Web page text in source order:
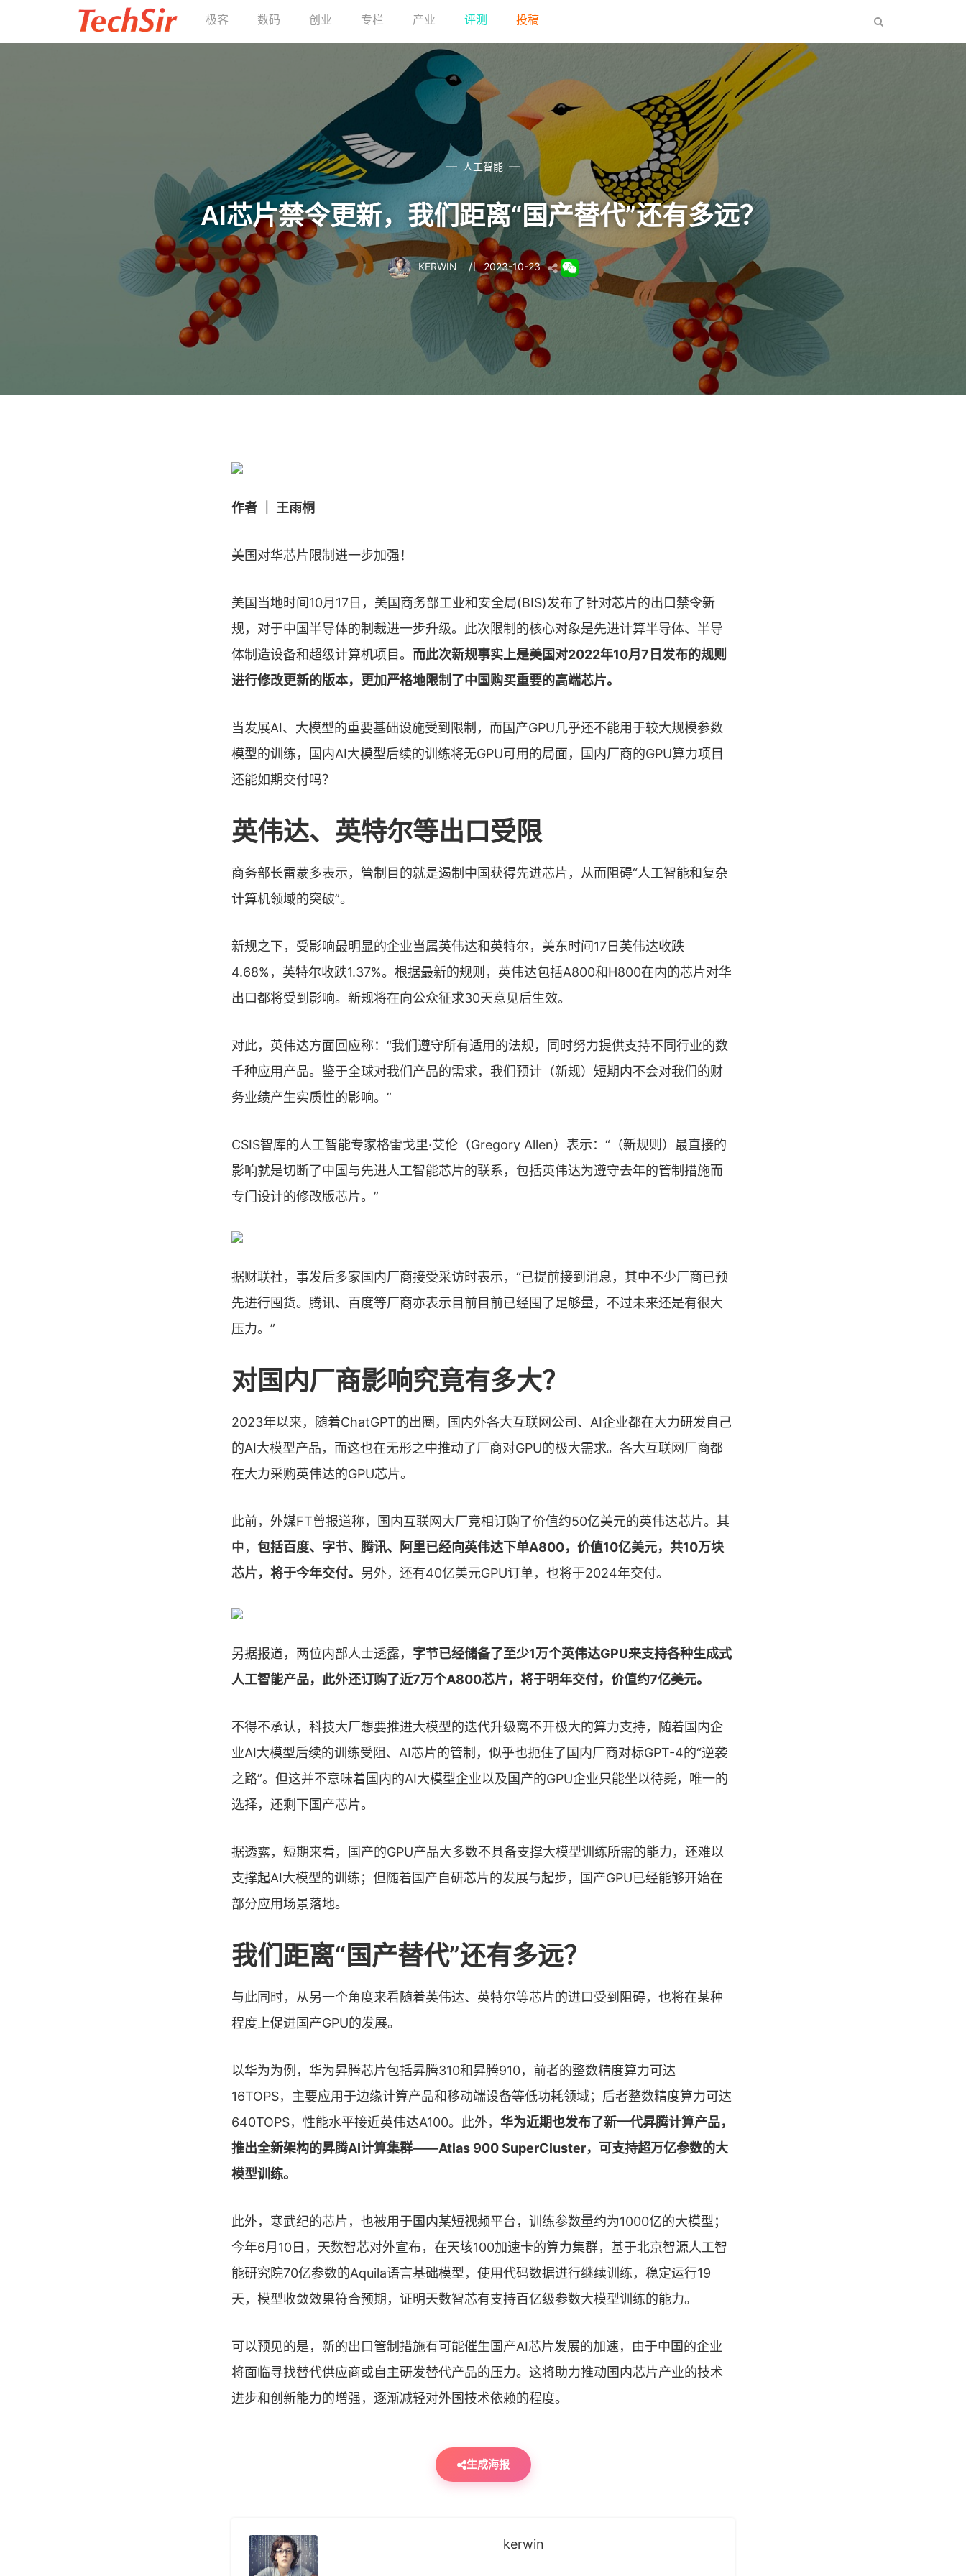
极客 数码 创业 专栏 产业 评测 投稿
人工智能
AI芯片禁令更新，我们距离“国产替代”还有多远？
KERWIN / 2023-10-23
作者 ｜ 王雨桐
美国对华芯片限制进一步加强！
美国当地时间10月17日，美国商务部工业和安全局(BIS)发布了针对芯片的出口禁令新
规，对于中国半导体的制裁进一步升级。此次限制的核心对象是先进计算半导体、半导
体制造设备和超级计算机项目。 而此次新规事实上是美国对2022年10月7日发布的规则
进行修改更新的版本，更加严格地限制了中国购买重要的高端芯片。
当发展AI、大模型的重要基础设施受到限制，而国产GPU几乎还不能用于较大规模参数
模型的训练，国内AI大模型后续的训练将无GPU可用的局面，国内厂商的GPU算力项目
还能如期交付吗？
英伟达、英特尔等出口受限
商务部长雷蒙多表示，管制目的就是遏制中国获得先进芯片，从而阻碍“人工智能和复杂
计算机领域的突破”。
新规之下，受影响最明显的企业当属英伟达和英特尔，美东时间17日英伟达收跌
4.68%，英特尔收跌1.37%。根据最新的规则，英伟达包括A800和H800在内的芯片对华
出口都将受到影响。新规将在向公众征求30天意见后生效。
对此，英伟达方面回应称：“我们遵守所有适用的法规，同时努力提供支持不同行业的数
千种应用产品。鉴于全球对我们产品的需求，我们预计（新规）短期内不会对我们的财
务业绩产生实质性的影响。”
CSIS智库的人工智能专家格雷戈里·艾伦（Gregory Allen）表示：“（新规则）最直接的
影响就是切断了中国与先进人工智能芯片的联系，包括英伟达为遵守去年的管制措施而
专门设计的修改版芯片。”
据财联社，事发后多家国内厂商接受采访时表示，“已提前接到消息，其中不少厂商已预
先进行囤货。腾讯、百度等厂商亦表示目前目前已经囤了足够量，不过未来还是有很大
压力。”
对国内厂商影响究竟有多大？
2023年以来，随着ChatGPT的出圈，国内外各大互联网公司、AI企业都在大力研发自己
的AI大模型产品，而这也在无形之中推动了厂商对GPU的极大需求。各大互联网厂商都
在大力采购英伟达的GPU芯片。
此前，外媒FT曾报道称，国内互联网大厂竞相订购了价值约50亿美元的英伟达芯片。其
中， 包括百度、字节、腾讯、阿里已经向英伟达下单A800，价值10亿美元，共10万块
芯片，将于今年交付。 另外，还有40亿美元GPU订单，也将于2024年交付。
另据报道，两位内部人士透露， 字节已经储备了至少1万个英伟达GPU来支持各种生成式
人工智能产品，此外还订购了近7万个A800芯片，将于明年交付，价值约7亿美元。
不得不承认，科技大厂想要推进大模型的迭代升级离不开极大的算力支持，随着国内企
业AI大模型后续的训练受阻、AI芯片的管制，似乎也扼住了国内厂商对标GPT-4的“逆袭
之路”。但这并不意味着国内的AI大模型企业以及国产的GPU企业只能坐以待毙，唯一的
选择，还剩下国产芯片。
据透露，短期来看，国产的GPU产品大多数不具备支撑大模型训练所需的能力，还难以
支撑起AI大模型的训练；但随着国产自研芯片的发展与起步，国产GPU已经能够开始在
部分应用场景落地。
我们距离“国产替代”还有多远？
与此同时，从另一个角度来看随着英伟达、英特尔等芯片的进口受到阻碍，也将在某种
程度上促进国产GPU的发展。
以华为为例，华为昇腾芯片包括昇腾310和昇腾910，前者的整数精度算力可达
16TOPS，主要应用于边缘计算产品和移动端设备等低功耗领域；后者整数精度算力可达
640TOPS，性能水平接近英伟达A100。此外， 华为近期也发布了新一代昇腾计算产品，
推出全新架构的昇腾AI计算集群——Atlas 900 SuperCluster，可支持超万亿参数的大
模型训练。
此外，寒武纪的芯片，也被用于国内某短视频平台，训练参数量约为1000亿的大模型；
今年6月10日，天数智芯对外宣布，在天垓100加速卡的算力集群，基于北京智源人工智
能研究院70亿参数的Aquila语言基础模型，使用代码数据进行继续训练，稳定运行19
天，模型收敛效果符合预期，证明天数智芯有支持百亿级参数大模型训练的能力。
可以预见的是，新的出口管制措施有可能催生国产AI芯片发展的加速，由于中国的企业
将面临寻找替代供应商或自主研发替代产品的压力。这将助力推动国内芯片产业的技术
进步和创新能力的增强，逐渐减轻对外国技术依赖的程度。
生成海报
kerwin